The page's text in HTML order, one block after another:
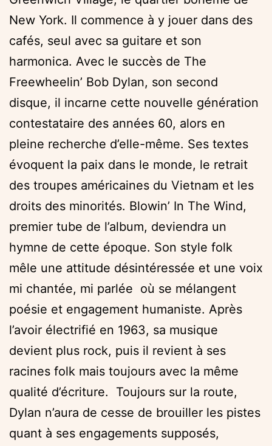
New York. Il commence à y jouer dans des
cafés, seul avec sa guitare et son
harmonica. Avec le succès de The
Freewheelin’ Bob Dylan, son second
disque, il incarne cette nouvelle génération
contestataire des années 60, alors en
pleine recherche d’elle-même. Ses textes
évoquent la paix dans le monde, le retrait
des troupes américaines du Vietnam et les
droits des minorités. Blowin’ In The Wind,
premier tube de l’album, deviendra un
hymne de cette époque. Son style folk
mêle une attitude désintéressée et une voix
mi chantée, mi parlée où se mélangent
poésie et engagement humaniste. Après
l’avoir électrifié en 1963, sa musique
devient plus rock, puis il revient à ses
racines folk mais toujours avec la même
qualité d’écriture. Toujours sur la route,
Dylan n’aura de cesse de brouiller les pistes
quant à ses engagements supposés,